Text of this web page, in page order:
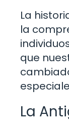
La
la
que
La